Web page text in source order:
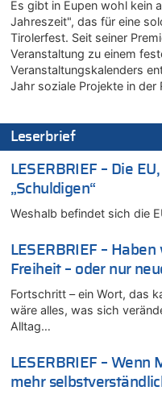
Wie kam es zur Ceuta-
06.08.2026 - 10:39 von
Wasserstand des Rheins
06.08.2026 - 10:34 von
Tessa Wullaert knackt die
Zweite Hitzewelle in
Wasserstand des Rheins
06.08.2026 - 10:17 von
Wasserstand des Rheins
06.08.2026 - 10:09 von
Zweite Hitzewelle in
06.08.2026 - 10:02 von
Aachen ab 11. August
Belgien setzt bei Reit-WM
06.08.2026 - 09:22 von
Wasserstand des Rheins
Es gibt in Eupen wohl kein
Jahreszeit", das für eine
Tirolerfest. Seit seiner
Veranstaltung zu einem
Veranstaltungskalenders
Jahr soziale Projekte in der
Leserbrief
LESERBRIEF – Die
„Schuldigen“
Weshalb befindet sich die
LESERBRIEF –
Freiheit – oder nur
Fortschritt – ein Wort, das
wäre alles, was sich
Alltag…
LESERBRIEF –
mehr